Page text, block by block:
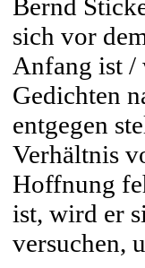
Bernd
sich vor
Anfang ist /
Gedichten
entgegen
Verhältnis
Hoffnung
ist, wird er
versuchen,